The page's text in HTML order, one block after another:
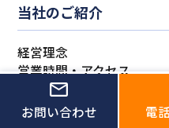
お問い合わせ 電
当社のご紹介
経営理念
営業時間・アクセス
FD宣言